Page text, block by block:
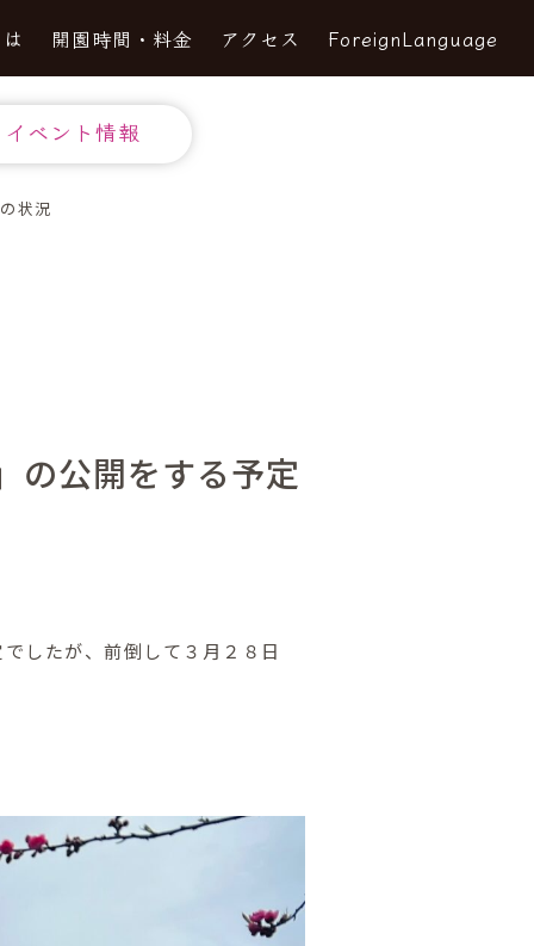
開園時間・料金 アクセス ForeignLanguage
イベント情報
状況
の公開をする予定
したが、前倒して３月２８日